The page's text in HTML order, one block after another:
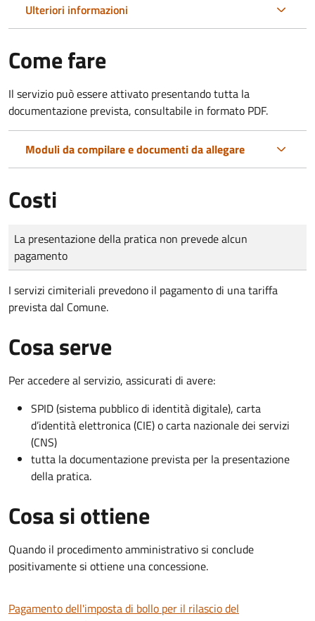
Ulteriori informazioni
Come fare
Il servizio può essere attivato presentando tutta la
documentazione prevista, consultabile in formato PDF.
Moduli da compilare e documenti da allegare
Costi
Tipo di pagamento
Importo
La presentazione della pratica non prevede alcun
pagamento
I servizi cimiteriali prevedono il pagamento di una tariffa
prevista dal Comune.
Cosa serve
Per accedere al servizio, assicurati di avere:
SPID (sistema pubblico di identità digitale), carta
d’identità elettronica (CIE) o carta nazionale dei servizi
(CNS)
tutta la documentazione prevista per la presentazione
della pratica.
Cosa si ottiene
Quando il procedimento amministrativo si conclude
positivamente si ottiene una concessione.
Pagamento dell'imposta di bollo per il rilascio del